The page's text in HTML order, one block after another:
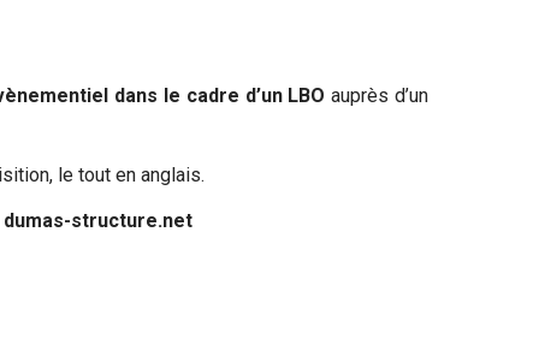
dans le cadre d’un LBO auprès d’un
le tout en anglais.
dumas-structure.net